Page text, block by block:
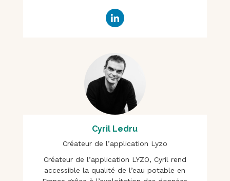
Cyril Ledru
Créateur de l’application Lyzo
Créateur de l’application LYZO, Cyril rend
accessible la qualité de l’eau potable en